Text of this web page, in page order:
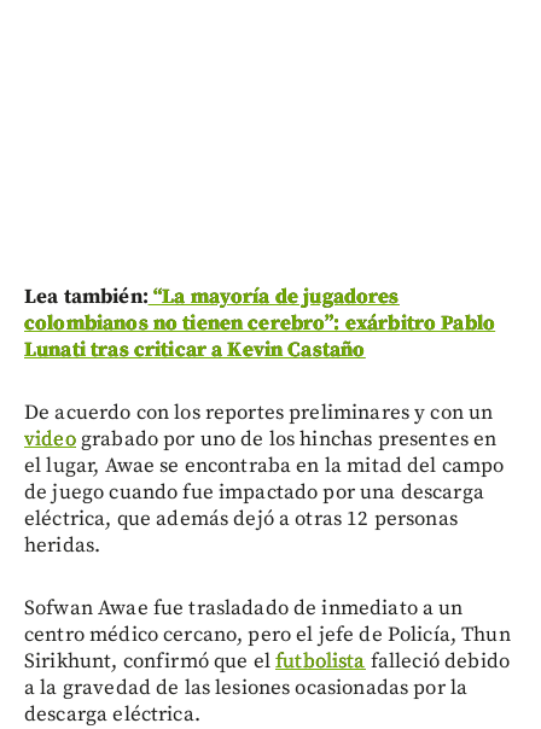
Lea también: “La mayoría de jugadores
colombianos no tienen cerebro”: exárbitro Pablo
Lunati tras criticar a Kevin Castaño
De acuerdo con los reportes preliminares y con un
videograbado por uno de los hinchas presentes en
el lugar, Awae se encontraba en la mitad del campo
de juego cuando fue impactado por una descarga
eléctrica, que además dejó a otras 12 personas
heridas.
Sofwan Awae fue trasladado de inmediato a un
centro médico cercano, pero el jefe de Policía, Thun
Sirikhunt, confirmó que elfutbolista falleció debido
a la gravedad de las lesiones ocasionadas por la
descarga eléctrica.